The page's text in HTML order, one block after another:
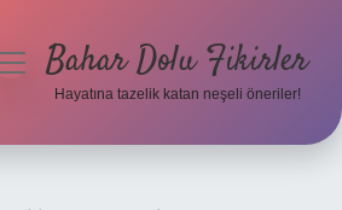
Bahar Dolu Fikirler
Hayatına tazelik katan neşeli öneriler!